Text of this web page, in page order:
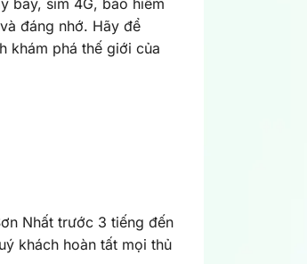
đáng nhớ. Hãy để
khám phá thế giới của
Nhất trước 3 tiếng đến
khách hoàn tất mọi thủ